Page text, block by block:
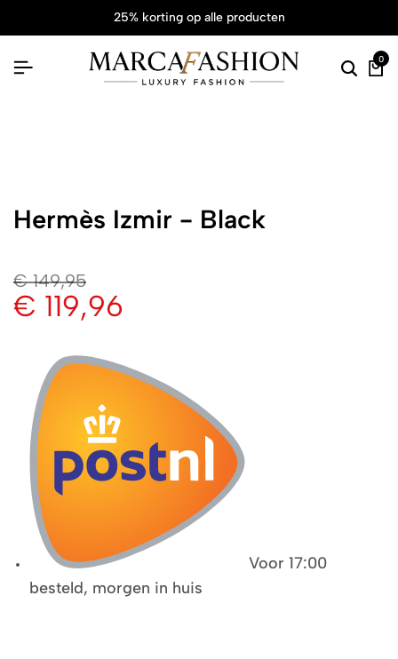
25% korting op alle producten
0
Hermès Izmir - Black
€149,95
€ 119,96
Voor 17:00
besteld, morgen in huis